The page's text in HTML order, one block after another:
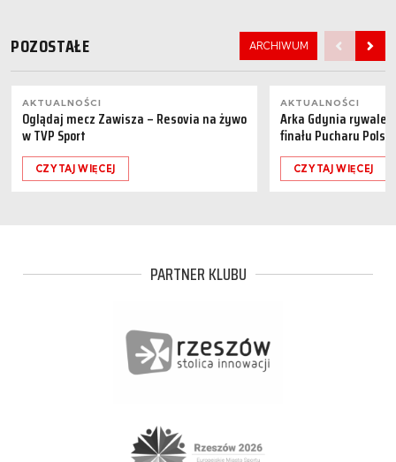
POZOSTAŁE ARCHIWUM
AKTUALNOŚCI
Oglądaj mecz Zawisza – Resovia na żywo
w TVP Sport
CZYTAJ WIĘCEJ
AKTUALNOŚCI
Arka Gdynia
finału Pucharu Polski
CZYTAJ WIĘCEJ
PARTNER KLUBU